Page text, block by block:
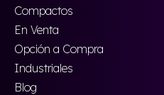
Compactos
En Venta
Opción a Compra
Industriales
Blog